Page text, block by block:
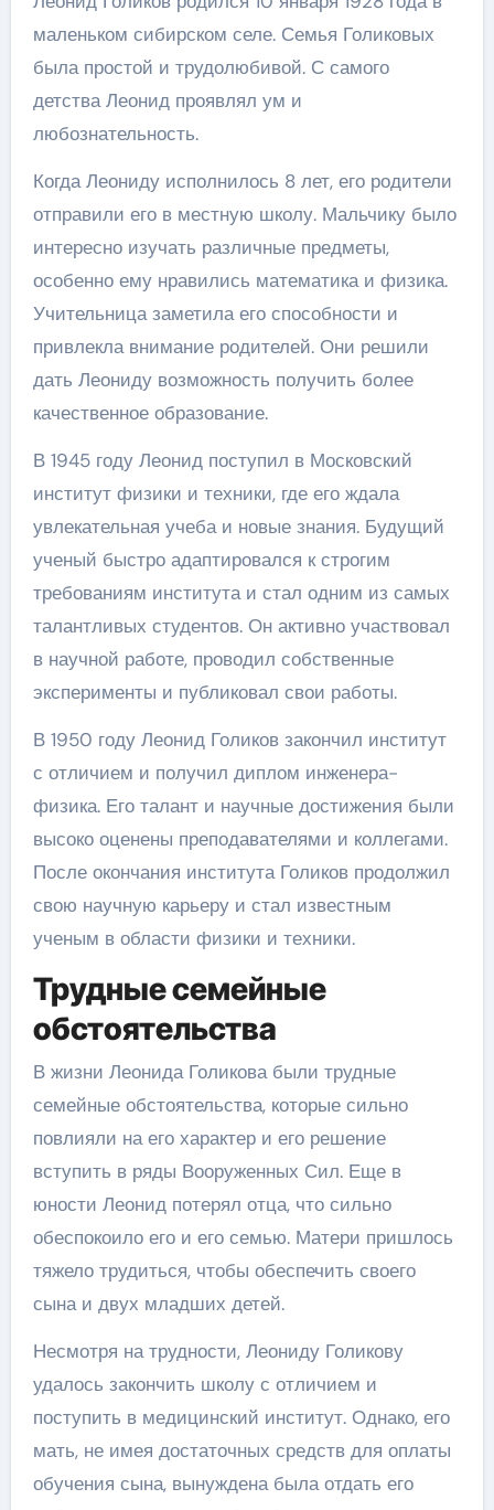
маленьком сибирском селе. Семья Голиковых
была простой и трудолюбивой. С самого
детства Леонид проявлял ум и
любознательность.
Когда Леониду исполнилось 8 лет, его родители
отправили его в местную школу. Мальчику было
интересно изучать различные предметы,
особенно ему нравились математика и физика.
Учительница заметила его способности и
привлекла внимание родителей. Они решили
дать Леониду возможность получить более
качественное образование.
В 1945 году Леонид поступил в Московский
институт физики и техники, где его ждала
увлекательная учеба и новые знания. Будущий
ученый быстро адаптировался к строгим
требованиям института и стал одним из самых
талантливых студентов. Он активно участвовал
в научной работе, проводил собственные
эксперименты и публиковал свои работы.
В 1950 году Леонид Голиков закончил институт
с отличием и получил диплом инженера-
физика. Его талант и научные достижения были
высоко оценены преподавателями и коллегами.
После окончания института Голиков продолжил
свою научную карьеру и стал известным
ученым в области физики и техники.
Трудные семейные
обстоятельства
В жизни Леонида Голикова были трудные
семейные обстоятельства, которые сильно
повлияли на его характер и его решение
вступить в ряды Вооруженных Сил. Еще в
юности Леонид потерял отца, что сильно
обеспокоило его и его семью. Матери пришлось
тяжело трудиться, чтобы обеспечить своего
сына и двух младших детей.
Несмотря на трудности, Леониду Голикову
удалось закончить школу с отличием и
поступить в медицинский институт. Однако, его
мать, не имея достаточных средств для оплаты
обучения сына, вынуждена была отдать его